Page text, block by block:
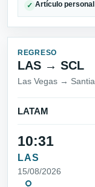
✓ Artículo
REGRESO
LAS → SCL
Las Vegas →
LATAM
10:31
LAS
15/08/2026